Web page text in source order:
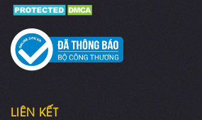
LIÊN KẾT